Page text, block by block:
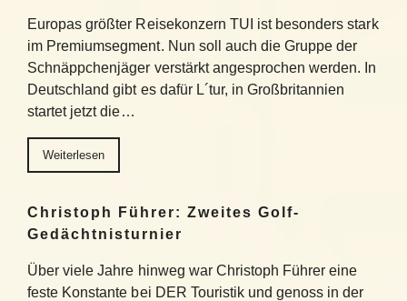
Europas größter Reisekonzern TUI ist besonders stark
im Premiumsegment. Nun soll auch die Gruppe der
Schnäppchenjäger verstärkt angesprochen werden. In
Deutschland gibt es dafür L´tur, in Großbritannien
startet jetzt die…
Weiterlesen
Christoph Führer: Zweites Golf-
Gedächtnisturnier
Über viele Jahre hinweg war Christoph Führer eine
feste Konstante bei DER Touristik und genoss in der